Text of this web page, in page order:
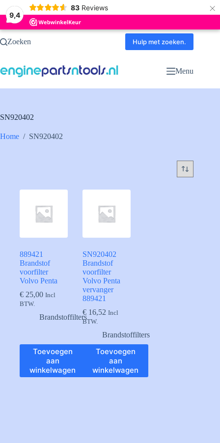
9,4
83 Reviews ×
Ga
naarZoeken Hulp met zoeken.
Menu
SN920402
Home / SN920402
889421
Brandstof
voorfilter
Volvo Penta
€ 25,00 Incl
BTW.
Brandstoffilters
Toevoegen
aan
winkelwagen
SN920402
Brandstof
voorfilter
Volvo Penta
vervanger
889421
€ 16,52 Incl
BTW.
Brandstoffilters
Toevoegen
aan
winkelwagen